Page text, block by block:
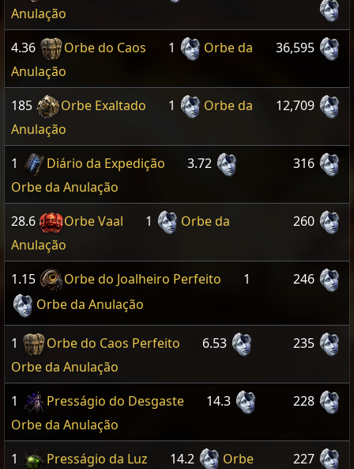
Anulação
4.36 Orbe do Caos 1
Orbe da
Anulação
36,595
185 Orbe Exaltado 1
Orbe da
Anulação
12,709
1 Diário da Expedição
3.72
Orbe da Anulação
316
28.6 Orbe Vaal 1
Orbe da
Anulação
260
1.15 Orbe do Joalheiro Perfeito
1
Orbe da Anulação
246
1 Orbe do Caos Perfeito
6.53
Orbe da Anulação
235
1 Presságio do Desgaste
14.3
Orbe da Anulação
228
1 Presságio da Luz 14.2
Orbe
227